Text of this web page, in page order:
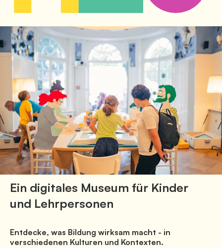
Ein digitales Museum für Kinder
und Lehrpersonen
Entdecke, was Bildung wirksam macht - in
verschiedenen Kulturen und Kontexten.